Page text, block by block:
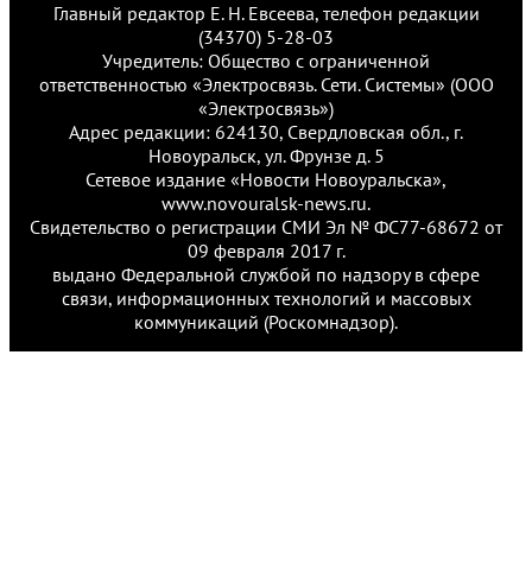
Главный редактор Е. Н. Евсеева, телефон редакции
(34370) 5-28-03
Учредитель: Общество с ограниченной
ответственностью «Электросвязь. Сети. Системы» (ООО
«Электросвязь»)
Адрес редакции: 624130, Свердловская обл., г.
Новоуральск, ул. Фрунзе д. 5
Сетевое издание «Новости Новоуральска»,
www.novouralsk-news.ru.
Свидетельство о регистрации СМИ Эл № ФС77-68672 от
09 февраля 2017 г.
выдано Федеральной службой по надзору в сфере
связи, информационных технологий и массовых
коммуникаций (Роскомнадзор).